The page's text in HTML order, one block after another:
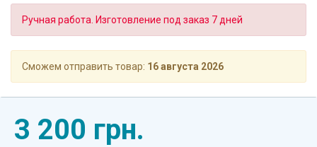
Ручная работа. Изготовление под заказ 7 дней
Сможем отправить товар: 16 августа 2026
3 200 грн.